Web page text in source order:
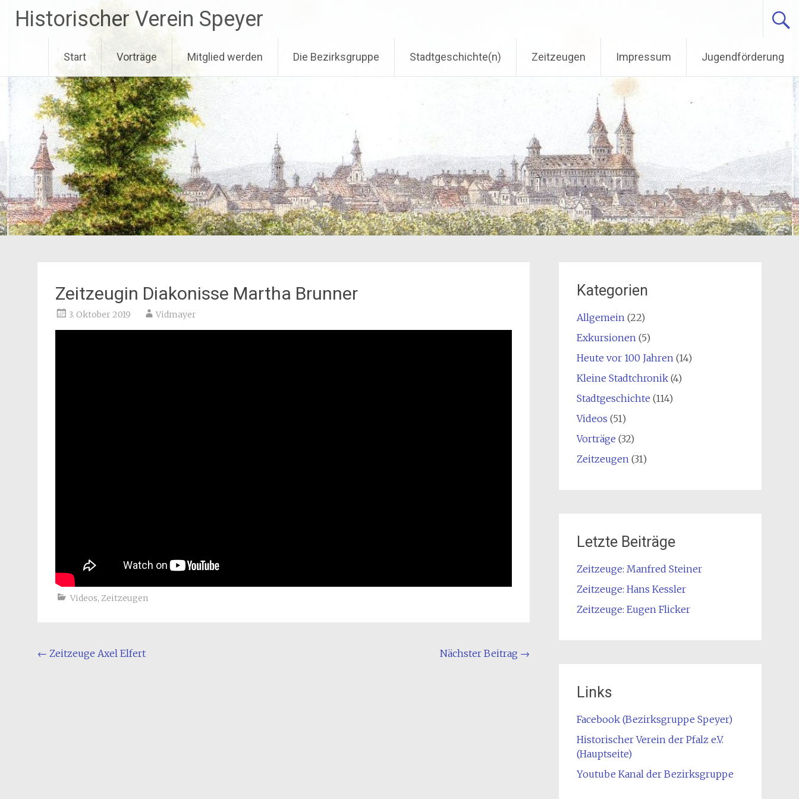
InhaltHistorischer Verein Speyer
Start Vorträge Mitglied werden Die Bezirksgruppe Stadtgeschichte(n) Zeitzeugen Impressum Jugendförderung
Zeitzeugin Diakonisse Martha Brunner
3. Oktober 2019 Vidmayer
Videos, Zeitzeugen
Beitragsnavigation
← Zeitzeuge Axel Elfert Nächster Beitrag →
Kategorien
Allgemein(22)
Exkursionen(5)
Heute vor 100 Jahren(14)
Kleine Stadtchronik(4)
Stadtgeschichte (114)
Videos (51)
Vorträge (32)
Zeitzeugen(31)
Letzte Beiträge
Zeitzeuge: Manfred Steiner
Zeitzeuge: Hans Kessler
Zeitzeuge: Eugen Flicker
Links
Facebook (Bezirksgruppe Speyer)
Historischer Verein der Pfalz e.V.
(Hauptseite)
Youtube Kanal der Bezirksgruppe